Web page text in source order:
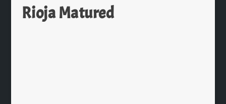
Rioja Matured